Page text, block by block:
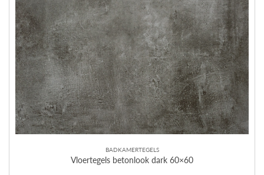
BADKAMERTEGELS
Vloertegels betonlook dark 60×60